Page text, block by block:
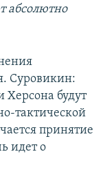
абсолютно
Суровикин:
будут
тактической
принятие
идет о